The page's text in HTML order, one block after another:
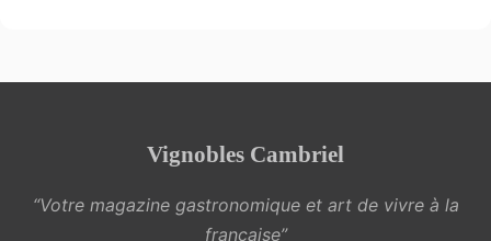
Vignobles Cambriel
“Votre magazine gastronomique et art de vivre à la
française”